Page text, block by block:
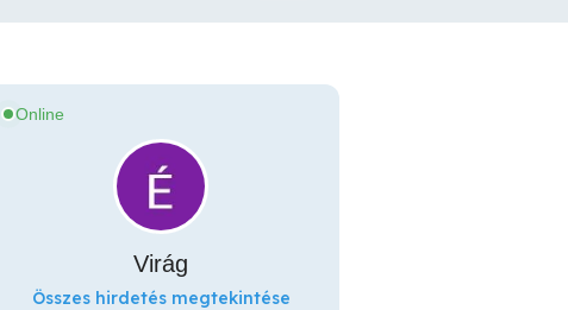
Online
Virág
Összes hirdetés megtekintése